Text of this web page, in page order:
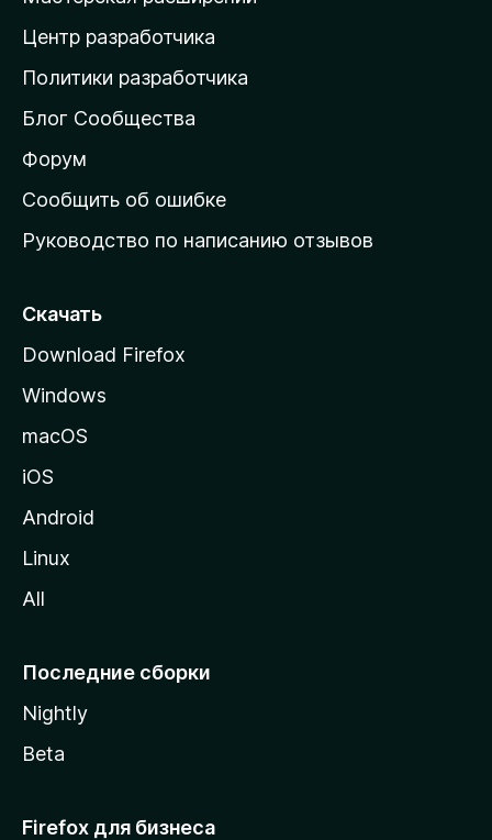
а
д
о
а
ш
н
ю
т
а
н
у
M
i
l
Центр разработчика
Политики разработчика
Блог Сообщества
Форум
Сообщить об ошибке
Руководство по написанию отзывов
Скачать
Download Firefox
Windows
macOS
iOS
Android
Linux
All
Последние сборки
Nightly
Beta
Firefox для бизнеса